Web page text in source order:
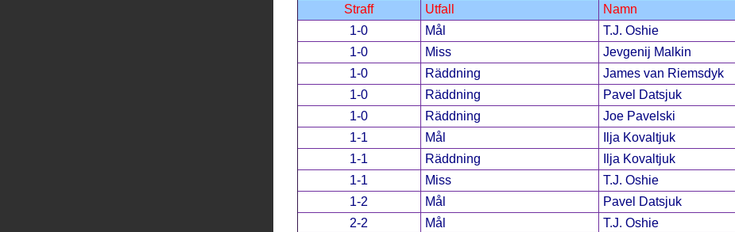
Straff
Utfall Namn
1-0
Mål T.J. Oshie
1-0
Miss Jevgenij Malkin
1-0
Räddning James van Riemsdyk
1-0
Räddning Pavel Datsjuk
1-0
Räddning Joe Pavelski
1-1
Mål Ilja Kovaltjuk
1-1
Räddning Ilja Kovaltjuk
1-1
Miss T.J. Oshie
1-2
Mål Pavel Datsjuk
2-2
Mål T.J. Oshie